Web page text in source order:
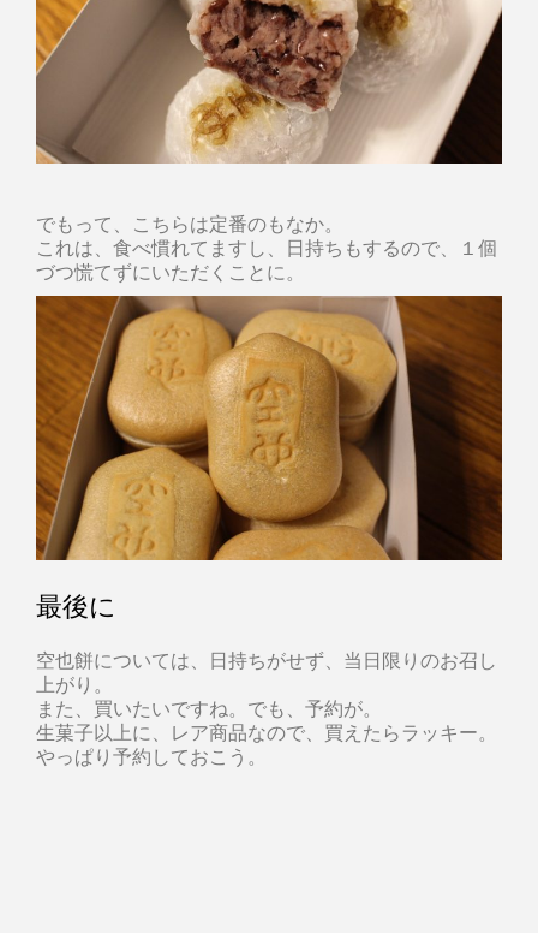
でもって、こちらは定番のもなか。
これは、食べ慣れてますし、日持ちもするので、１個
づつ慌てずにいただくことに。
最後に
空也餅については、日持ちがせず、当日限りのお召し
上がり。
また、買いたいですね。でも、予約が。
生菓子以上に、レア商品なので、買えたらラッキー。
やっぱり予約しておこう。